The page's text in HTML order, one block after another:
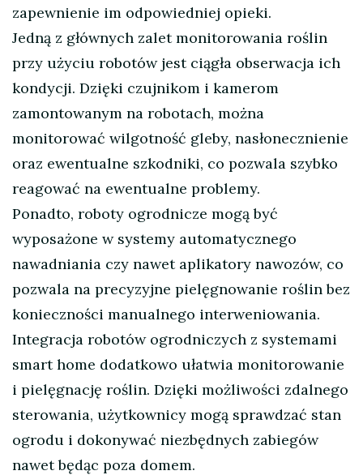
zapewnienie im odpowiedniej opieki.
Jedną z głównych zalet monitorowania roślin
przy użyciu robotów jest ciągła obserwacja ich
kondycji. Dzięki czujnikom i kamerom
zamontowanym na robotach, można
monitorować wilgotność gleby, nasłonecznienie
oraz ewentualne szkodniki, co pozwala szybko
reagować na ewentualne problemy.
Ponadto, roboty ogrodnicze mogą być
wyposażone w systemy automatycznego
nawadniania czy nawet aplikatory nawozów, co
pozwala na precyzyjne pielęgnowanie roślin bez
konieczności manualnego interweniowania.
Integracja robotów ogrodniczych z systemami
smart home dodatkowo ułatwia monitorowanie
i pielęgnację roślin. Dzięki możliwości zdalnego
sterowania, użytkownicy mogą sprawdzać stan
ogrodu i dokonywać niezbędnych zabiegów
nawet będąc poza domem.